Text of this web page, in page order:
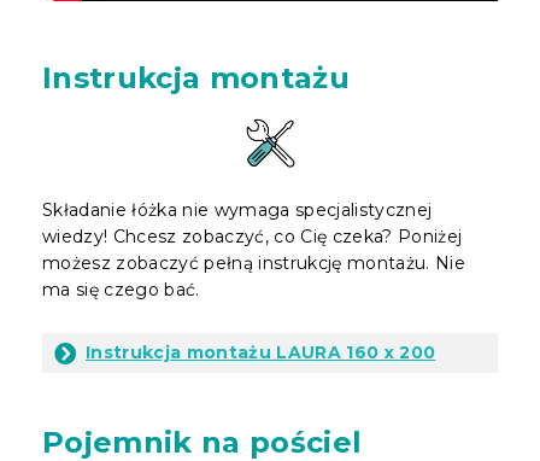
Instrukcja montażu
Składanie łóżka nie wymaga specjalistycznej
wiedzy! Chcesz zobaczyć, co Cię czeka? Poniżej
możesz zobaczyć pełną instrukcję montażu. Nie
ma się czego bać.
Instrukcja montażu LAURA 160 x 200
Pojemnik na pościel